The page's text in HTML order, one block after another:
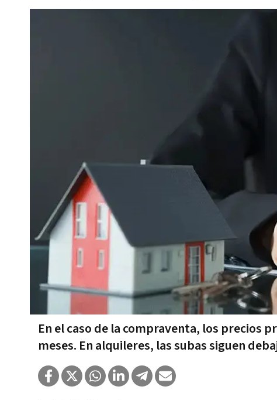
En el caso de la compraventa, los precios
meses. En alquileres, las subas siguen